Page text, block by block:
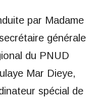
par Madame
générale
du PNUD
Mar Dieye,
spécial de